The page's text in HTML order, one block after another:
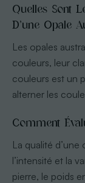
Quelles Sont
D’une Opale
Les opales
couleurs, leur
couleurs est un
alterner les
Comment
La qualité
l’intensité et la
pierre, le poids